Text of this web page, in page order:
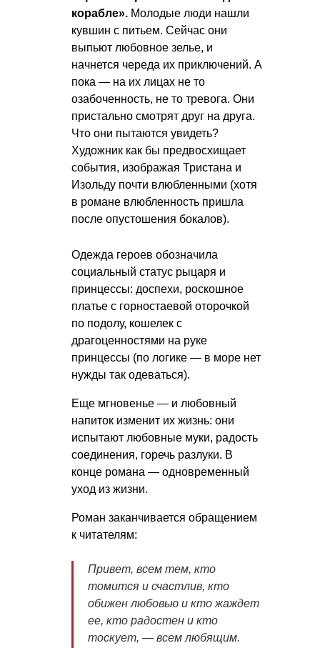
корабле». Молодые люди нашли
кувшин с питьем. Сейчас они
выпьют любовное зелье, и
начнется череда их приключений. А
пока — на их лицах не то
озабоченность, не то тревога. Они
пристально смотрят друг на друга.
Что они пытаются увидеть?
Художник как бы предвосхищает
события, изображая Тристана и
Изольду почти влюбленными (хотя
в романе влюбленность пришла
после опустошения бокалов).
Одежда героев обозначила
социальный статус рыцаря и
принцессы: доспехи, роскошное
платье с горностаевой оторочкой
по подолу, кошелек с
драгоценностями на руке
принцессы (по логике — в море нет
нужды так одеваться).
Еще мгновенье — и любовный
напиток изменит их жизнь: они
испытают любовные муки, радость
соединения, горечь разлуки. В
конце романа — одновременный
уход из жизни.
Роман заканчивается обращением
к читателям:
Привет, всем тем, кто
томится и счастлив, кто
обижен любовью и кто жаждет
ее, кто радостен и кто
тоскует, — всем любящим.